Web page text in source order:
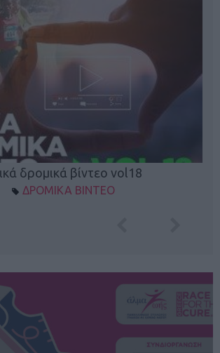
δρομικά βίντεο vol18
ΔΡΟΜΙΚΑ ΒΙΝΤΕΟ